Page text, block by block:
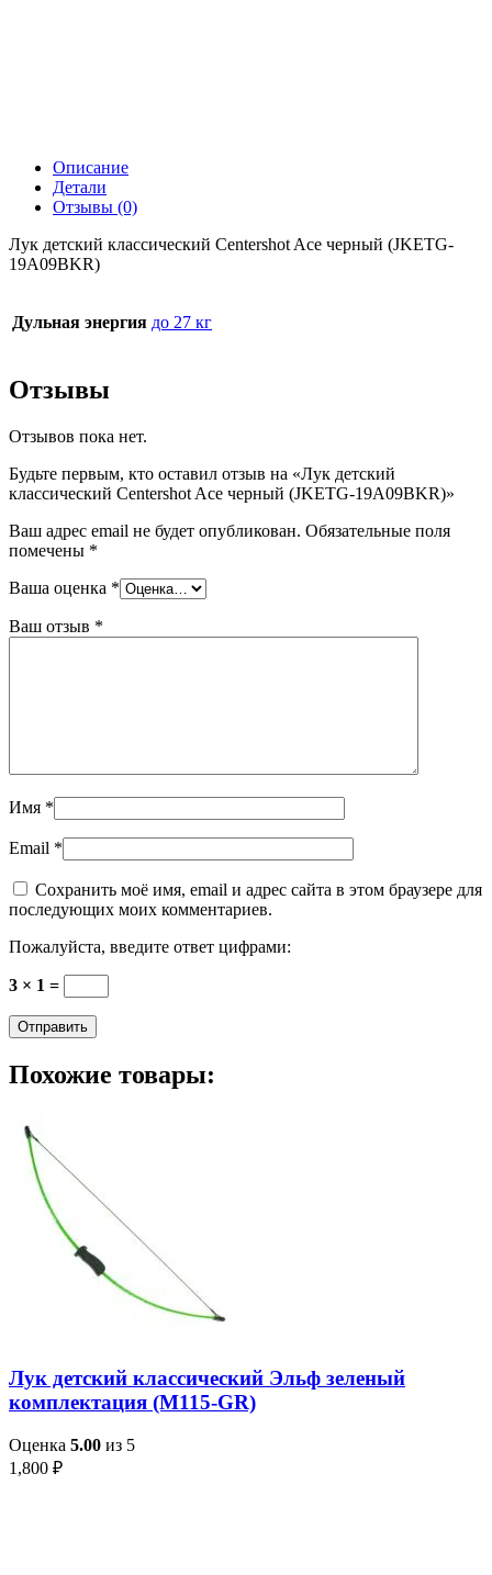
Описание
Детали
Отзывы (0)
Лук детский классический Centershot Ace черный (JKETG-
19A09BKR)
Дульная энергия до 27 кг
Отзывы
Отзывов пока нет.
Будьте первым, кто оставил отзыв на «Лук детский
классический Centershot Ace черный (JKETG-19A09BKR)»
Ваш адрес email не будет опубликован. Обязательные поля
помечены *
Ваша оценка *
Ваш отзыв *
Имя *
Email *
Сохранить моё имя, email и адрес сайта в этом браузере для
последующих моих комментариев.
Пожалуйста, введите ответ цифрами:
3 × 1 =
Похожие товары:
Лук детский классический Эльф зеленый
комплектация (M115-GR)
Оценка 5.00 из 5
1,800 ₽